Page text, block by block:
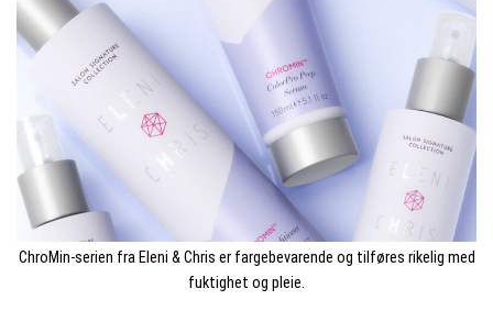
ChroMin-serien fra Eleni & Chris er fargebevarende og tilføres rikelig med
fuktighet og pleie.